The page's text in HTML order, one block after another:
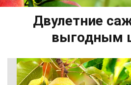
Двулетние
выгодным